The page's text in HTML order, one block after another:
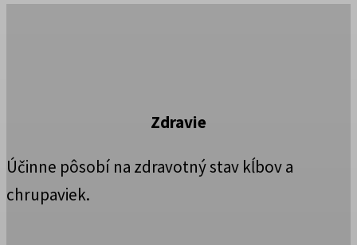
Zdravie
Účinne pôsobí na zdravotný stav kĺbov a
chrupaviek.